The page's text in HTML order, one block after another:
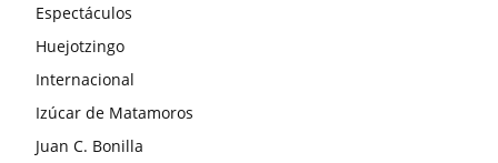
Espectáculos
Huejotzingo
Internacional
Izúcar de Matamoros
Juan C. Bonilla